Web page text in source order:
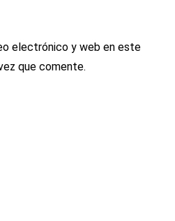
electrónico y web en este
que comente.